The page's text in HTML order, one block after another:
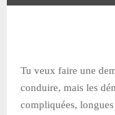
Tu veux faire une
conduire, mais les
compliquées,